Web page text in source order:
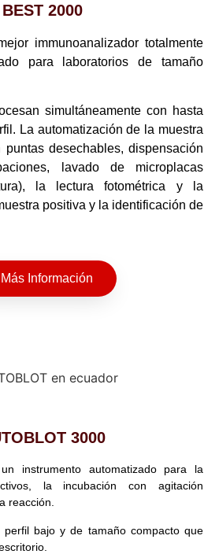
BEST 2000
immunoanalizador totalmente
para laboratorios de tamaño
simultáneamente con hasta
La automatización de la muestra
desechables, dispensación
lavado de microplacas
la lectura fotométrica y la
positiva y la identificación de
Más Información
3000
instrumento automatizado para la
la incubación con agitación
reacción.
bajo y de tamaño compacto que